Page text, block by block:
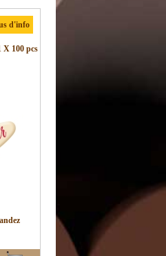
d'info
X 100 pcs